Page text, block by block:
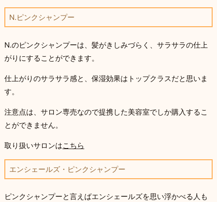
N.ピンクシャンプー
N.のピンクシャンプーは、髪がきしみづらく、サラサラの仕上
がりにすることができます。
仕上がりのサラサラ感と、保湿効果はトップクラスだと思いま
す。
注意点は、サロン専売なので提携した美容室でしか購入するこ
とができません。
取り扱いサロンはこちら
エンシェールズ・ピンクシャンプー
ピンクシャンプーと言えばエンシェールズを思い浮かべる人も